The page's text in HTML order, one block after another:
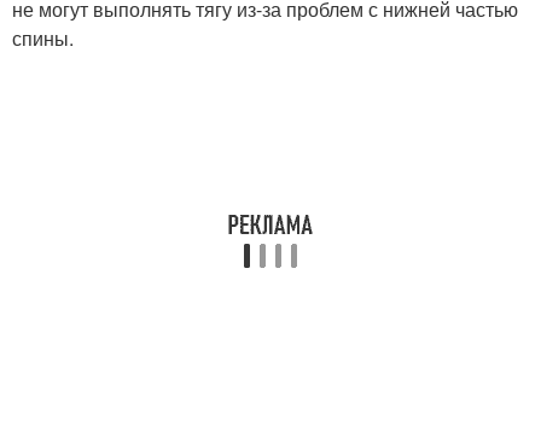
не могут выполнять тягу из-за проблем с нижней частью
спины.